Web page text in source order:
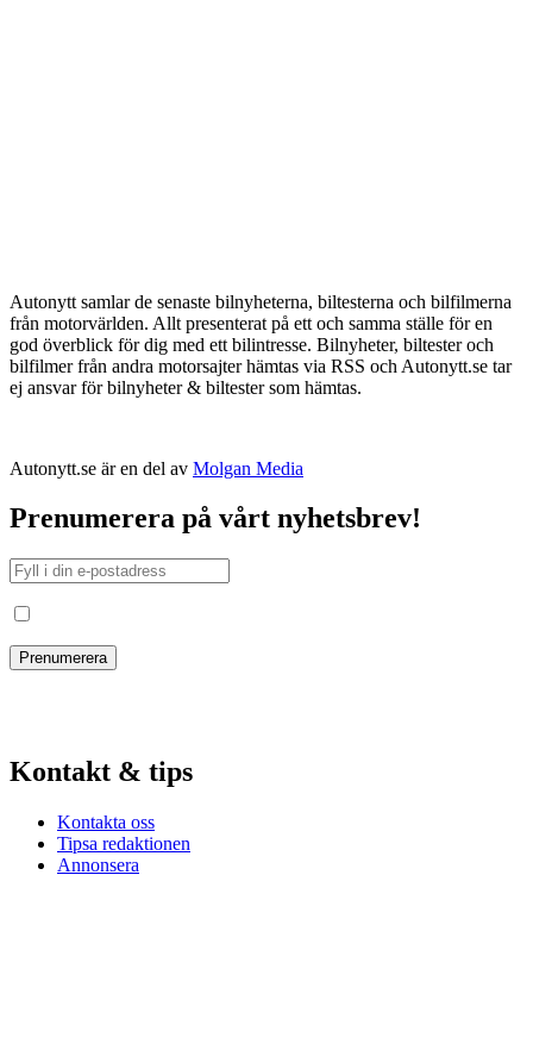
Autonytt samlar de senaste bilnyheterna, biltesterna och bilfilmerna
från motorvärlden. Allt presenterat på ett och samma ställe för en
god överblick för dig med ett bilintresse. Bilnyheter, biltester och
bilfilmer från andra motorsajter hämtas via RSS och Autonytt.se tar
ej ansvar för bilnyheter & biltester som hämtas.
Autonytt.se är en del av Molgan Media
Prenumerera på vårt nyhetsbrev!
Kontakt & tips
Kontakta oss
Tipsa redaktionen
Annonsera